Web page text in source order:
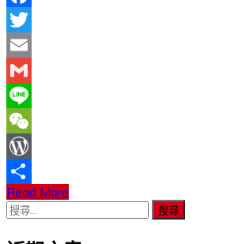
Facebook
Twitter
Email
Gmail
Line
WeChat
WordPress
分
享
Read More
搜